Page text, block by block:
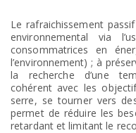
Le rafraichissement
environnemental via
consommatrices en
l’environnement) ; à
la recherche d’une
cohérent avec les
serre, se tourner vers
permet de réduire les
retardant et limitant le